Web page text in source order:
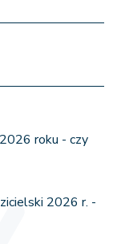
roku - czy
2026 r. -